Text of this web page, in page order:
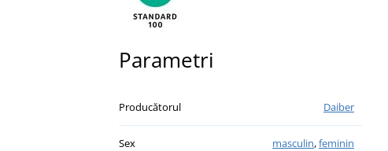
Parametri
Producătorul Daiber
Sex masculin,feminin